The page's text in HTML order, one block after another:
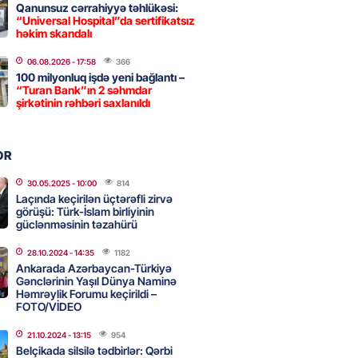
– VİDEO
- 17:30
qadının milyonluq mirası ilə
546 min manatı 20
- 17:15 269
həmləsinə start verib
- 17:00 254
fəhləyə borclu qalıb?
Qanunsuz cərrahiyyə təhlükəsi:
“Universal Hospital”da sertifikatsız
həkim skandalı
06.08.2026- 17:58 366
100 milyonluq işdə yeni bağlantı –
“Turan Bank”ın 2 səhmdar
şirkətinin rəhbəri saxlanıldı
30.05.2025- 10:00 814
Laçında keçirilən üçtərəfli zirvə
görüşü: Türk-İslam birliyinin
güclənməsinin təzahürü
28.10.2024- 14:35 1182
Ankarada Azərbaycan-Türkiyə
Gənclərinin Yaşıl Dünya Naminə
Həmrəylik Forumu keçirildi –
FOTO/VİDEO
21.10.2024- 13:15 954
Belçikada silsilə tədbirlər: Qərbi